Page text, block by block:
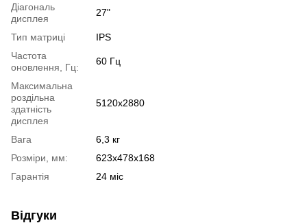
Діагональ
дисплея
27"
Тип матриці
IPS
Частота
оновлення, Гц:
60 Гц
Максимальна
роздільна
здатність
дисплея
5120x2880
Вага
6,3 кг
Розміри, мм:
623x478x168
Гарантія
24 міс
Відгуки